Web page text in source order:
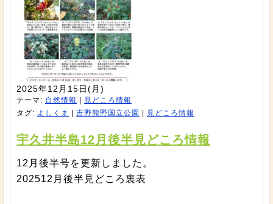
2025年12月15日(月)
テーマ: 自然情報
見どころ情報
タグ: よしくま 吉野熊野国立公園 見どころ情報
宇久井半島12月後半見どころ情報
12月後半号を更新しました。
202512月後半見どころ裏表